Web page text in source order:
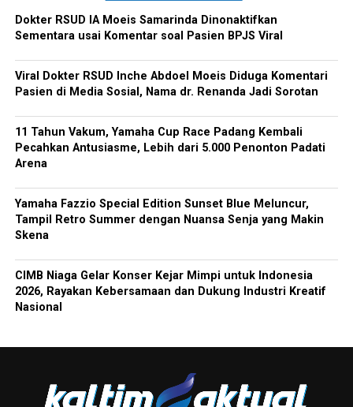
Dokter RSUD IA Moeis Samarinda Dinonaktifkan
Sementara usai Komentar soal Pasien BPJS Viral
Viral Dokter RSUD Inche Abdoel Moeis Diduga Komentari
Pasien di Media Sosial, Nama dr. Renanda Jadi Sorotan
11 Tahun Vakum, Yamaha Cup Race Padang Kembali
Pecahkan Antusiasme, Lebih dari 5.000 Penonton Padati
Arena
Yamaha Fazzio Special Edition Sunset Blue Meluncur,
Tampil Retro Summer dengan Nuansa Senja yang Makin
Skena
CIMB Niaga Gelar Konser Kejar Mimpi untuk Indonesia
2026, Rayakan Kebersamaan dan Dukung Industri Kreatif
Nasional